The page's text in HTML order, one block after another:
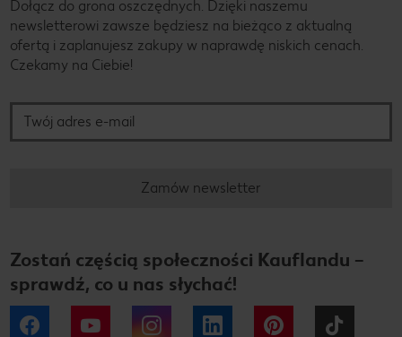
Dołącz do grona oszczędnych. Dzięki naszemu
newsletterowi zawsze będziesz na bieżąco z aktualną
ofertą i zaplanujesz zakupy w naprawdę niskich cenach.
Czekamy na Ciebie!
Zamów newsletter
Zostań częścią społeczności Kauflandu –
sprawdź, co u nas słychać!
Facebook YouTube Instagram LinkedIn Pinterest